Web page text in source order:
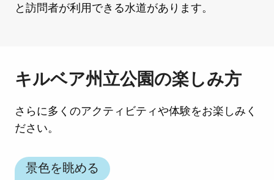
と訪問者が利用できる水道があります。
キルベア州立公園の楽しみ方
さらに多くのアクティビティや体験をお楽しみく
ださい。
景色を眺める